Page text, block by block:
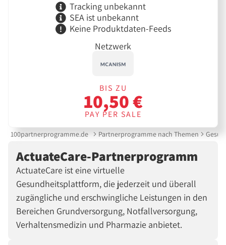
Tracking unbekannt
SEA ist unbekannt
Keine Produktdaten-Feeds
Netzwerk
BIS ZU
10,50 €
PAY PER SALE
100partnerprogramme.de Partnerprogramme nach Themen
ActuateCare-Partnerprogramm
ActuateCare ist eine virtuelle
Gesundheitsplattform, die jederzeit und überall
zugängliche und erschwingliche Leistungen in den
Bereichen Grundversorgung, Notfallversorgung,
Verhaltensmedizin und Pharmazie anbietet.